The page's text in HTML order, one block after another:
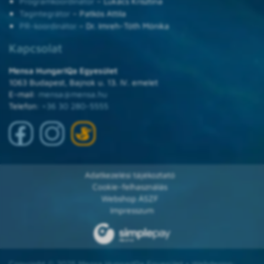
Tagintegrátor
– Patkós Attila
PR-koordinátor – Dr. Imreh-Tóth Mónika
Kapcsolat
Mensa HungarIQa Egyesület
1063 Budapest, Bajnok u. 13. IV. emelet
E-mail: mensa@mensa.hu
Telefon:
+36 30 280-5555
Adatkezelési tájékoztató
Cookie-felhasználás
Webshop ÁSZF
Impresszum